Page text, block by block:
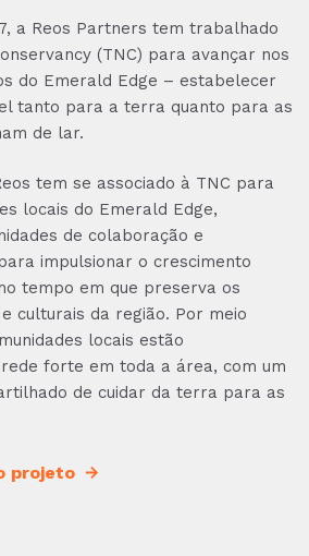
a Reos Partners tem trabalhado
(TNC) para avançar nos
do Emerald Edge – estabelecer
tanto para a terra quanto para as
de lar.
tem se associado à TNC para
locais do Emerald Edge,
de colaboração e
impulsionar o crescimento
tempo em que preserva os
culturais da região. Por meio
locais estão
forte em toda a área, com um
de cuidar da terra para as
projeto